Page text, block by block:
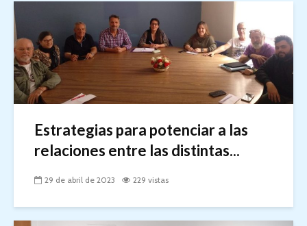
Estrategias para potenciar a las
relaciones entre las distintas...
29 de abril de 2023 229 vistas